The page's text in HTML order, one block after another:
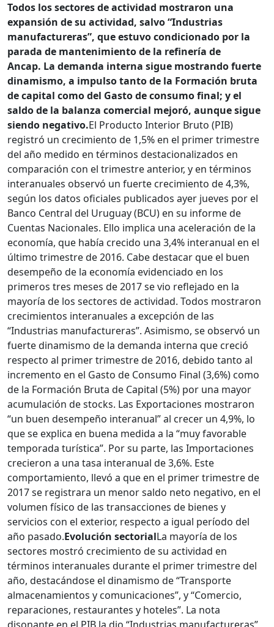
Todos los sectores de actividad mostraron una
expansión de su actividad, salvo “Industrias
manufactureras”, que estuvo condicionado por la
parada de mantenimiento de la refinería de
Ancap. La demanda interna sigue mostrando fuerte
dinamismo, a impulso tanto de la Formación bruta
de capital como del Gasto de consumo final; y el
saldo de la balanza comercial mejoró, aunque sigue
siendo negativo.El Producto Interior Bruto (PIB)
registró un crecimiento de 1,5% en el primer trimestre
del año medido en términos destacionalizados en
comparación con el trimestre anterior, y en términos
interanuales observó un fuerte crecimiento de 4,3%,
según los datos oficiales publicados ayer jueves por el
Banco Central del Uruguay (BCU) en su informe de
Cuentas Nacionales. Ello implica una aceleración de la
economía, que había crecido una 3,4% interanual en el
último trimestre de 2016. Cabe destacar que el buen
desempeño de la economía evidenciado en los
primeros tres meses de 2017 se vio reflejado en la
mayoría de los sectores de actividad. Todos mostraron
crecimientos interanuales a excepción de las
“Industrias manufactureras”. Asimismo, se observó un
fuerte dinamismo de la demanda interna que creció
respecto al primer trimestre de 2016, debido tanto al
incremento en el Gasto de Consumo Final (3,6%) como
de la Formación Bruta de Capital (5%) por una mayor
acumulación de stocks. Las Exportaciones mostraron
“un buen desempeño interanual” al crecer un 4,9%, lo
que se explica en buena medida a la “muy favorable
temporada turística”. Por su parte, las Importaciones
crecieron a una tasa interanual de 3,6%. Este
comportamiento, llevó a que en el primer trimestre de
2017 se registrara un menor saldo neto negativo, en el
volumen físico de las transacciones de bienes y
servicios con el exterior, respecto a igual período del
año pasado.Evolución sectorialLa mayoría de los
sectores mostró crecimiento de su actividad en
términos interanuales durante el primer trimestre del
año, destacándose el dinamismo de “Transporte
almacenamientos y comunicaciones”, y “Comercio,
reparaciones, restaurantes y hoteles”. La nota